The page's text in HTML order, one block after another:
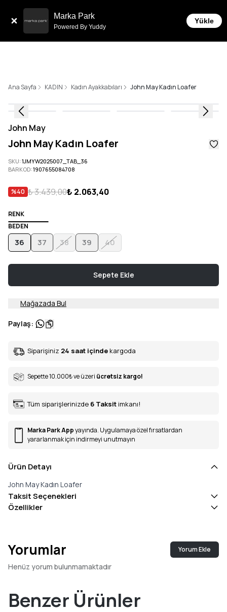
Marka Park
Powered By Yuddy
Yükle
Siparişlerde 6 Taksit İmkanı!
Ana Sayfa KADIN Kadın Ayakkabıları John May Kadın Loafer
John May
John May Kadın Loafer
SKU:1JMYW2025007_TAB_36
BARKOD:1907655084708
%40 ₺ 3.439,00₺ 2.063,40
RENK
BEDEN
36 37 38 39 40
Sepete Ekle
Mağazada Bul
Paylaş:
Siparişiniz 24 saat içinde kargoda
Sepette 10.000₺ve üzeri ücretsiz kargo!
Tüm siparişlerinizde 6 Taksit imkanı!
Marka Park Appyayında. Uygulamaya özel fırsatlardan
yararlanmak için indirmeyi unutmayın
Ürün Detayı
John May Kadın Loafer
Taksit Seçenekleri
Özellikler
Yorumlar Yorum Ekle
Henüz yorum bulunmamaktadır
Benzer Ürünler